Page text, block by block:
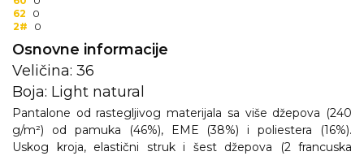
KUĆNI SETOVI
OLOVKE
PRIVESCI & ALATI
TORBE & PUTOVANJE
TEKSTIL
62
0
2#
0
Osnovne informacije
Veličina: 36
Boja: Light natural
Pantalone od rastegljivog materijala sa više džepova (240
g/m²) od pamuka (46%), EME (38%) i poliestera (16%).
Uskog kroja, elastični struk i šest džepova (2 francuska